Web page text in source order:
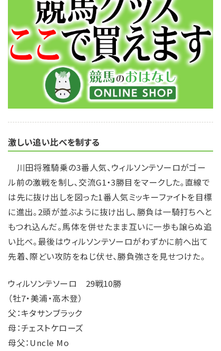
激しい追い比べを制する
川田将雅騎乗の3番人気、ウィルソンテソーロがゴー
ル前の激戦を制し、交流G1・3勝目をマークした。直線で
は先に抜け出しを図った1番人気ミッキーファイトを目標
に進出。2頭が並ぶように抜け出し、勝負は一騎打ちへと
もつれ込んだ。馬体を併せたまま互いに一歩も譲らぬ追
い比べ。最後はウィルソンテソーロがわずかに前へ出て
先着、際どい攻防をねじ伏せ、勝負強さを見せつけた。
ウィルソンテソーロ 29戦10勝
（牡7・美浦・高木登）
父：キタサンブラック
母：チェストケローズ
母父：Uncle Mo